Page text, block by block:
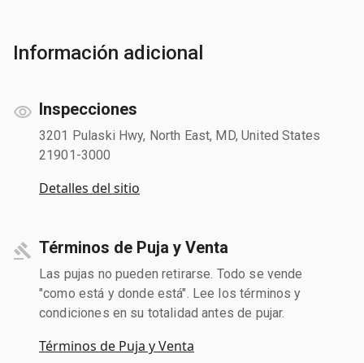
Información adicional
Inspecciones
3201 Pulaski Hwy, North East, MD, United States
21901-3000
Detalles del sitio
Términos de Puja y Venta
Las pujas no pueden retirarse. Todo se vende
"como está y donde está". Lee los términos y
condiciones en su totalidad antes de pujar.
Términos de Puja y Venta